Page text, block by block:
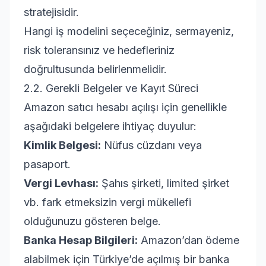
stratejisidir.
Hangi iş modelini seçeceğiniz, sermayeniz,
risk toleransınız ve hedefleriniz
doğrultusunda belirlenmelidir.
2.2. Gerekli Belgeler ve Kayıt Süreci
Amazon satıcı hesabı açılışı için genellikle
aşağıdaki belgelere ihtiyaç duyulur:
Kimlik Belgesi: Nüfus cüzdanı veya
pasaport.
Vergi Levhası: Şahıs şirketi, limited şirket
vb. fark etmeksizin vergi mükellefi
olduğunuzu gösteren belge.
Banka Hesap Bilgileri: Amazon’dan ödeme
alabilmek için Türkiye’de açılmış bir banka